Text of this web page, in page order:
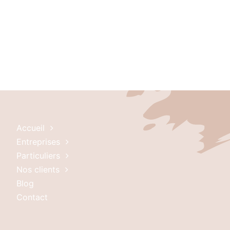
Accueil
Entreprises
Particuliers
Nos clients
Blog
Contact